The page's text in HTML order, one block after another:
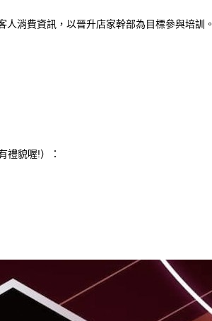
消費資訊，以晉升店家幹部為目標參與培訓。
禮貌喔!）：